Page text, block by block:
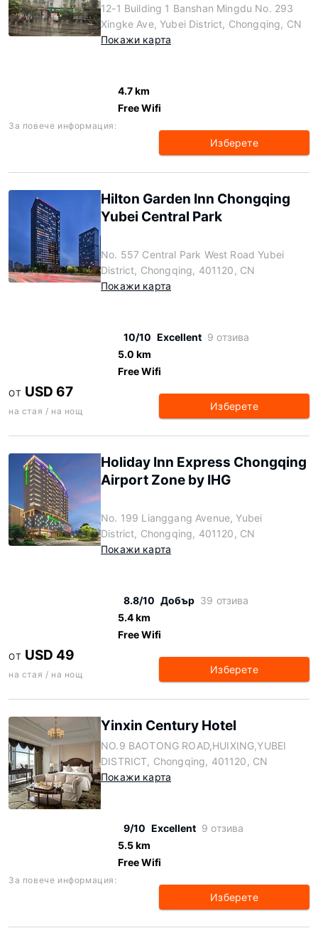
12-1 Building 1 Banshan Mingdu No. 293
Xingke Ave, Yubei District, Chongqing, CN
Покажи карта
4.7 km
Free Wifi
За повече информация:
Изберете
Hilton Garden Inn Chongqing
Yubei Central Park
No. 557 Central Park West Road Yubei
District, Chongqing, 401120, CN
Покажи карта
10/10 Excellent 9 отзива
5.0 km
Free Wifi
ОТ USD 67
на стая / на нощ Изберете
Holiday Inn Express Chongqing
Airport Zone by IHG
No. 199 Lianggang Avenue, Yubei
District, Chongqing, 401120, CN
Покажи карта
8.8/10 Добър 39 отзива
5.4 km
Free Wifi
ОТ USD 49
на стая / на нощ Изберете
Yinxin Century Hotel
NO.9 BAOTONG ROAD,HUIXING,YUBEI
DISTRICT, Chongqing, 401120, CN
Покажи карта
9/10 Excellent 9 отзива
5.5 km
Free Wifi
За повече информация:
Изберете